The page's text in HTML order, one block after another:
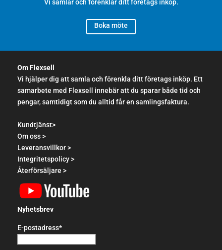
Vi samlar och förenklar ditt företags inköp.
Boka möte
Om Flexsell
Vi hjälper dig att samla och förenkla ditt företags inköp. Ett
samarbete med Flexsell innebär att du sparar både tid och
pengar, samtidigt som du alltid får en samlingsfaktura.
Kundtjänst>
Om oss >
Leveransvillkor >
Integritetspolicy >
Återförsäljare >
Nyhetsbrev
E-postadress*